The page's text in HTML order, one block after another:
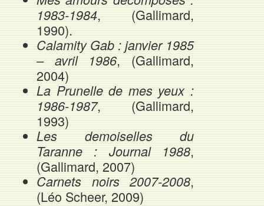
1983-1984, (Gallimard,
1990).
Calamity Gab : janvier 1985
– avril 1986, (Gallimard,
2004)
La Prunelle de mes yeux :
1986-1987, (Gallimard,
1993)
Les demoiselles du
Taranne : Journal 1988,
(Gallimard, 2007)
Carnets noirs 2007-2008,
(Léo Scheer, 2009)